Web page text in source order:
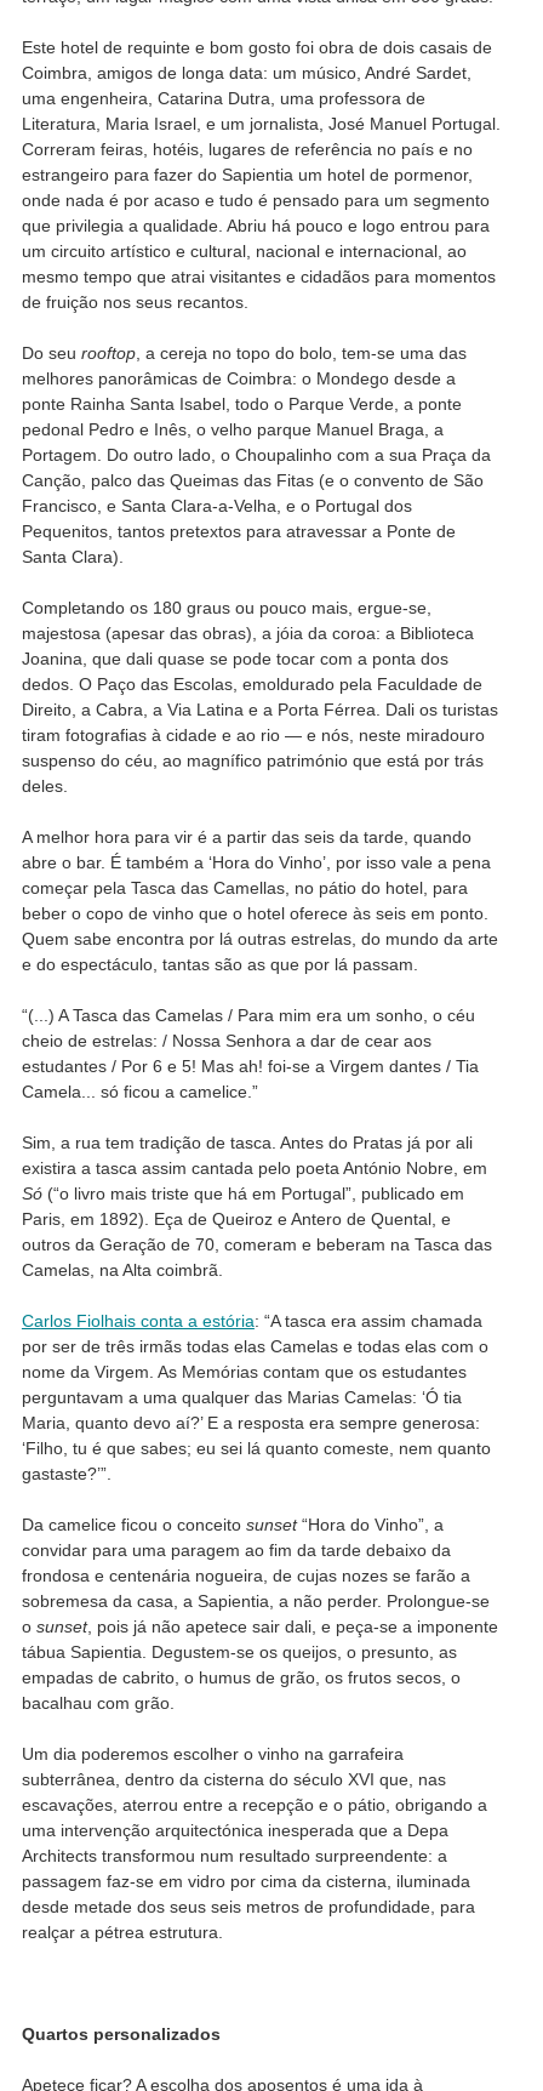
Este hotel de requinte e bom gosto foi obra de dois casais de
Coimbra, amigos de longa data: um músico, André Sardet,
uma engenheira, Catarina Dutra, uma professora de
Literatura, Maria Israel, e um jornalista, José Manuel Portugal.
Correram feiras, hotéis, lugares de referência no país e no
estrangeiro para fazer do Sapientia um hotel de pormenor,
onde nada é por acaso e tudo é pensado para um segmento
que privilegia a qualidade. Abriu há pouco e logo entrou para
um circuito artístico e cultural, nacional e internacional, ao
mesmo tempo que atrai visitantes e cidadãos para momentos
de fruição nos seus recantos.
Do seu rooftop, a cereja no topo do bolo, tem-se uma das
melhores panorâmicas de Coimbra: o Mondego desde a
ponte Rainha Santa Isabel, todo o Parque Verde, a ponte
pedonal Pedro e Inês, o velho parque Manuel Braga, a
Portagem. Do outro lado, o Choupalinho com a sua Praça da
Canção, palco das Queimas das Fitas (e o convento de São
Francisco, e Santa Clara-a-Velha, e o Portugal dos
Pequenitos, tantos pretextos para atravessar a Ponte de
Santa Clara).
Completando os 180 graus ou pouco mais, ergue-se,
majestosa (apesar das obras), a jóia da coroa: a Biblioteca
Joanina, que dali quase se pode tocar com a ponta dos
dedos. O Paço das Escolas, emoldurado pela Faculdade de
Direito, a Cabra, a Via Latina e a Porta Férrea. Dali os turistas
tiram fotografias à cidade e ao rio — e nós, neste miradouro
suspenso do céu, ao magnífico património que está por trás
deles.
A melhor hora para vir é a partir das seis da tarde, quando
abre o bar. É também a ‘Hora do Vinho’, por isso vale a pena
começar pela Tasca das Camellas, no pátio do hotel, para
beber o copo de vinho que o hotel oferece às seis em ponto.
Quem sabe encontra por lá outras estrelas, do mundo da arte
e do espectáculo, tantas são as que por lá passam.
“(...) A Tasca das Camelas / Para mim era um sonho, o céu
cheio de estrelas: / Nossa Senhora a dar de cear aos
estudantes / Por 6 e 5! Mas ah! foi-se a Virgem dantes / Tia
Camela... só ficou a camelice.”
Sim, a rua tem tradição de tasca. Antes do Pratas já por ali
existira a tasca assim cantada pelo poeta António Nobre, em
Só(“o livro mais triste que há em Portugal”, publicado em
Paris, em 1892). Eça de Queiroz e Antero de Quental, e
outros da Geração de 70, comeram e beberam na Tasca das
Camelas, na Alta coimbrã.
Carlos Fiolhais conta a estória: “A tasca era assim chamada
por ser de três irmãs todas elas Camelas e todas elas com o
nome da Virgem. As Memórias contam que os estudantes
perguntavam a uma qualquer das Marias Camelas: ‘Ó tia
Maria, quanto devo aí?’ E a resposta era sempre generosa:
‘Filho, tu é que sabes; eu sei lá quanto comeste, nem quanto
gastaste?’”.
Da camelice ficou o conceito sunset“Hora do Vinho”, a
convidar para uma paragem ao fim da tarde debaixo da
frondosa e centenária nogueira, de cujas nozes se farão a
sobremesa da casa, a Sapientia, a não perder. Prolongue-se
o sunset, pois já não apetece sair dali, e peça-se a imponente
tábua Sapientia. Degustem-se os queijos, o presunto, as
empadas de cabrito, o humus de grão, os frutos secos, o
bacalhau com grão.
Um dia poderemos escolher o vinho na garrafeira
subterrânea, dentro da cisterna do século XVI que, nas
escavações, aterrou entre a recepção e o pátio, obrigando a
uma intervenção arquitectónica inesperada que a Depa
Architects transformou num resultado surpreendente: a
passagem faz-se em vidro por cima da cisterna, iluminada
desde metade dos seus seis metros de profundidade, para
realçar a pétrea estrutura.
Quartos personalizados
Apetece ficar? A escolha dos aposentos é uma ida à